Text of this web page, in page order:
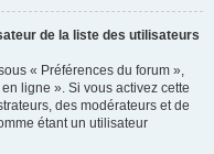
de la liste des utilisateurs
« Préférences du forum »,
ligne ». Si vous activez cette
des modérateurs et de
étant un utilisateur